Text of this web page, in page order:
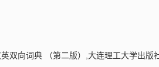
双向词典 （第二版）,大连理工大学出版